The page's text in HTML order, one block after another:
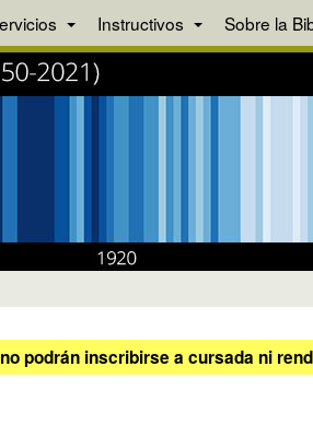
Instructivos Sobre la
podrán inscribirse a cursada ni